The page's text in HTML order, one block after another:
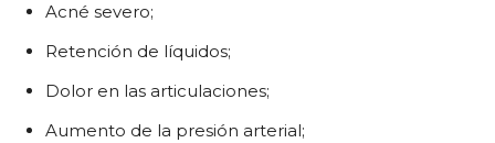
Acné severo;
Retención de líquidos;
Dolor en las articulaciones;
Aumento de la presión arterial;